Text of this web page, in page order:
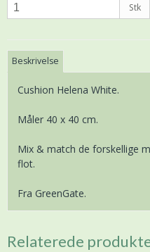
Stk
Beskrivelse
Cushion Helena White.
Måler 40 x 40 cm.
Mix & match de forskellige
flot.
Fra GreenGate.
Relaterede